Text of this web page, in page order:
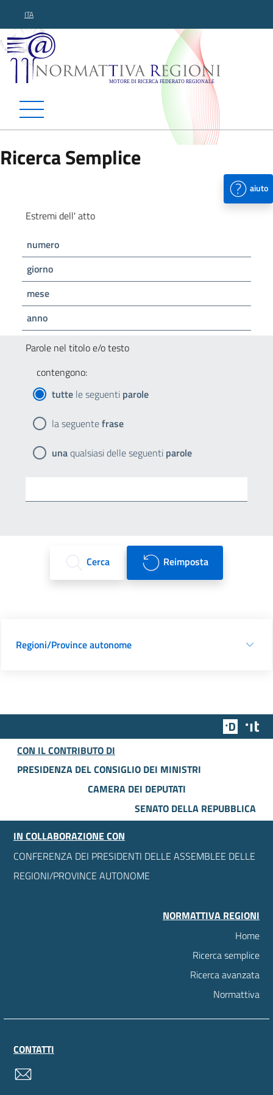
ITA
Normattiva Regioni -
Ricerca Semplice
aiuto
Estremi dell' atto
numero
giorno
mese
anno
Parole nel titolo e/o testo
contengono:
tutte le seguenti parole
la seguentefrase
unaqualsiasi delle seguenti parole
Cerca Reimposta
Regioni/Province autonome
Team
CON IL CONTRIBUTO DI
PRESIDENZA DEL CONSIGLIO DEI MINISTRI
CAMERA DEI DEPUTATI
SENATO DELLA REPUBBLICA
IN COLLABORAZIONE CON
CONFERENZA DEI PRESIDENTI DELLE ASSEMBLEE DELLE
REGIONI/PROVINCE AUTONOME
NORMATTIVA REGIONI
Home
Ricerca semplice
Ricerca avanzata
Normattiva
CONTATTI